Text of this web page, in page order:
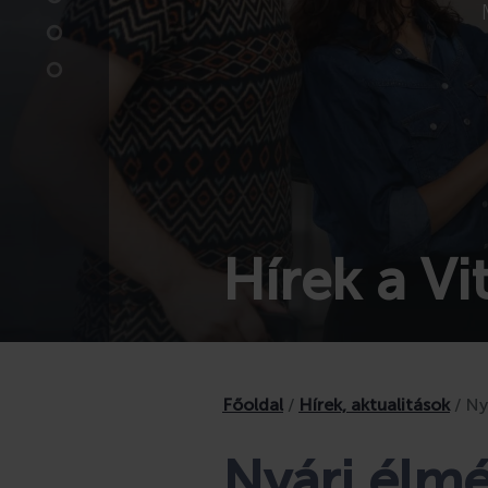
Hírek a
Főoldal / Hírek, aktualitások /